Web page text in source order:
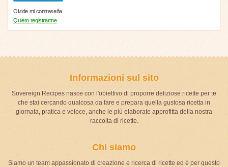
Olvide mi contraseña
Quiero registrarme
Informazioni sul sito
Sovereign Recipes nasce con l'obiettivo di proporre deliziose ricette per te
che stai cercando qualcosa da fare e prepara quella gustosa ricetta in
giornata, pratica e veloce, anche le più elaborate approfitta della nostra
raccolta di ricette.
Chi siamo
Siamo un team appassionato di creazione e ricerca di ricette ed è per questo